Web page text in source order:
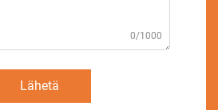
0/1000
Lähetä